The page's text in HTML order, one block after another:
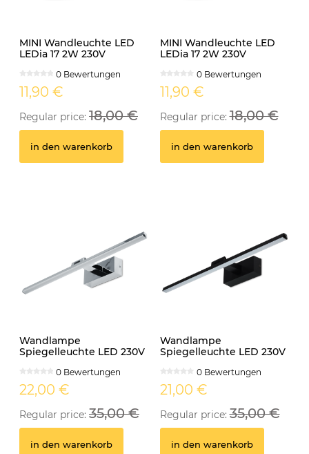
MINI Wandleuchte LED
LEDia 17 2W 230V
0 Bewertungen
11,90 €
Regular price: 18,00 €
in den warenkorb
MINI Wandleuchte LED
LEDia 17 2W 230V
0 Bewertungen
11,90 €
Regular price:18,00 €
in den warenkorb
Wandlampe
Spiegelleuchte LED 230V
schwenkbar chrom
0 Bewertungen
22,00 €
Regular price: 35,00 €
in den warenkorb
Wandlampe
Spiegelleuchte LED 230V
schwenkbar schwarz
0 Bewertungen
21,00 €
Regular price:35,00 €
in den warenkorb